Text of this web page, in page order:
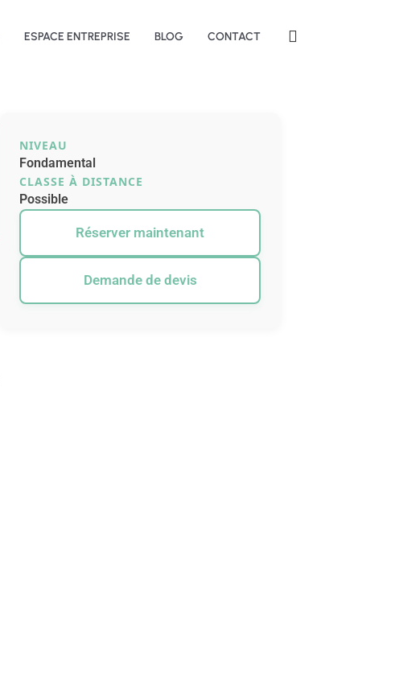
ESPACE ENTREPRISE BLOG CONTACT
NIVEAU
Fondamental
CLASSE À DISTANCE
Possible
Réserver maintenant
Demande de devis